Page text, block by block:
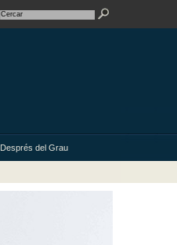
Després del Grau